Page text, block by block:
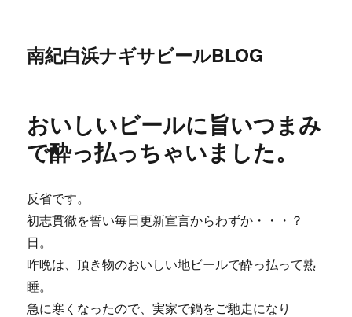
南紀白浜ナギサビールBLOG
おいしいビールに旨いつまみ
で酔っ払っちゃいました。
反省です。
初志貫徹を誓い毎日更新宣言からわずか・・・？
日。
昨晩は、頂き物のおいしい地ビールで酔っ払って熟
睡。
急に寒くなったので、実家で鍋をご馳走になり